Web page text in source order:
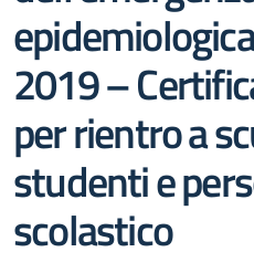
2019 –
per rientro a
studenti e
scolastico